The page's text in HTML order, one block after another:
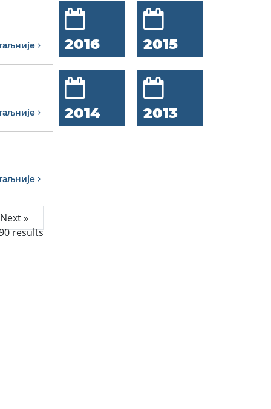
Next »
results
2016 2015
2014 2013